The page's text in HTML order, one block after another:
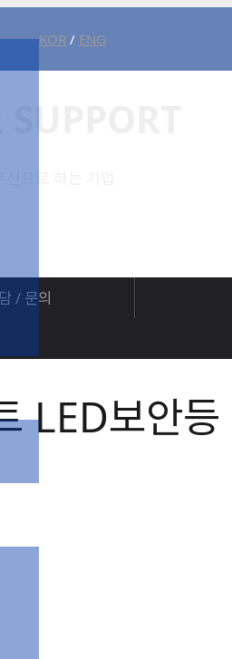
KOR / ENG
/ 문의
LED보안